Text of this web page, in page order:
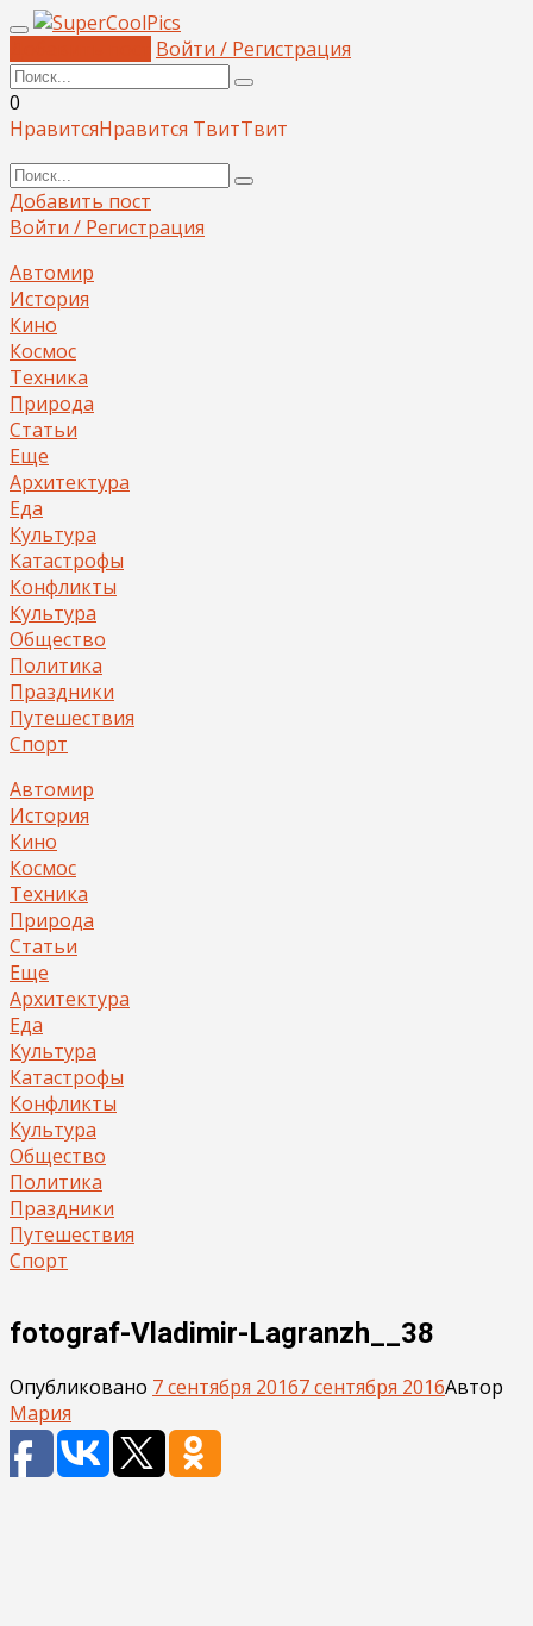
Войти / Регистрация
0
НравитсяНравится ТвитТвит
Добавить пост
Войти / Регистрация
Автомир
История
Кино
Космос
Техника
Природа
Статьи
Еще
Архитектура
Еда
Культура
Катастрофы
Конфликты
Культура
Общество
Политика
Праздники
Путешествия
Спорт
Автомир
История
Кино
Космос
Техника
Природа
Статьи
Еще
Архитектура
Еда
Культура
Катастрофы
Конфликты
Культура
Общество
Политика
Праздники
Путешествия
Спорт
fotograf-Vladimir-Lagranzh__38
Опубликовано 7 сентября 20167 сентября 2016Автор
Мария